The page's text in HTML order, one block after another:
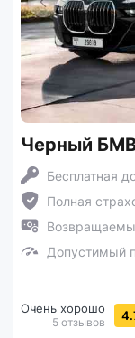
Черный
Бесплатная
Полная
Допустимый
Очень хорошо
5 отзывов